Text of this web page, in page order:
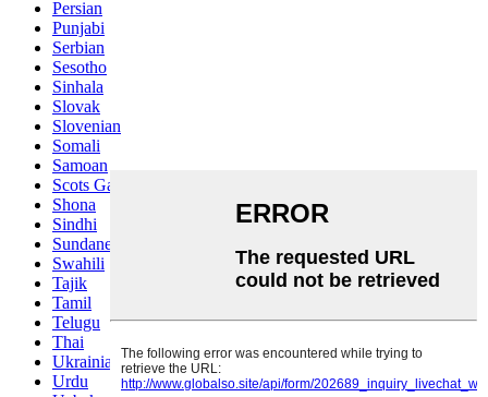
Persian
Punjabi
Serbian
Sesotho
Sinhala
Slovak
Slovenian
Somali
Samoan
Scots Gaelic
Shona
Sindhi
Sundanese
Swahili
Tajik
Tamil
Telugu
Thai
Ukrainian
Urdu